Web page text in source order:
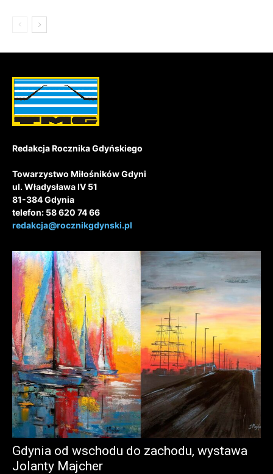
Redakcja Rocznika Gdyńskiego
Towarzystwo Miłośników Gdyni
ul. Władysława IV 51
81-384 Gdynia
telefon: 58 620 74 66
redakcja@rocznikgdynski.pl
Gdynia od wschodu do zachodu, wystawa
Jolanty Majcher